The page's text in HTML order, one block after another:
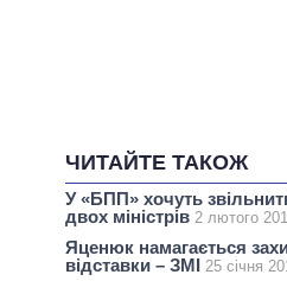
ЧИТАЙТЕ ТАКОЖ
У «БПП» хочуть
двох міністрів 2 лютого
Яценюк намагається
відставки – ЗМІ 25 січня